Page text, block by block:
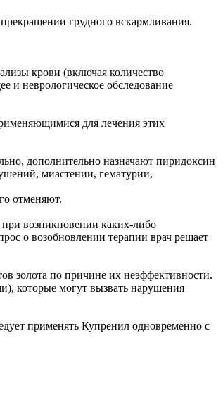
грудного вскармливания.
крови (включая количество
и неврологическое обследование
для лечения этих
дополнительно назначают пиридоксин
миастении, гематурии,
отменяют.
возникновении каких-либо
о возобновлении терапии врач решает
золота по причине их неэффективности.
которые могут вызвать нарушения
применять Купренил одновременно с